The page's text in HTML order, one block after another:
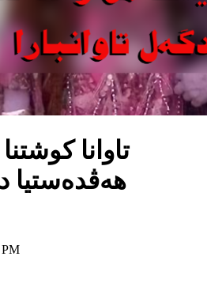
تاوانا
هه‌ڤده‌ستیا
PM